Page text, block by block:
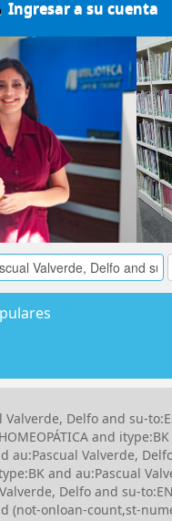
Ingresar a su cuenta
Delfo and su-
and
au:Pascual Valverde,
and au:Pascual
Delfo and su-
(not-onloan-count,st-